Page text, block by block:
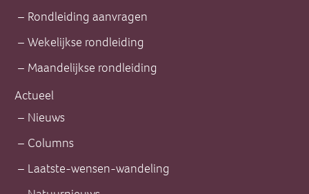
Rondleiding aanvragen
Wekelijkse rondleiding
Maandelijkse rondleiding
Actueel
Nieuws
Columns
Laatste-wensen-wandeling